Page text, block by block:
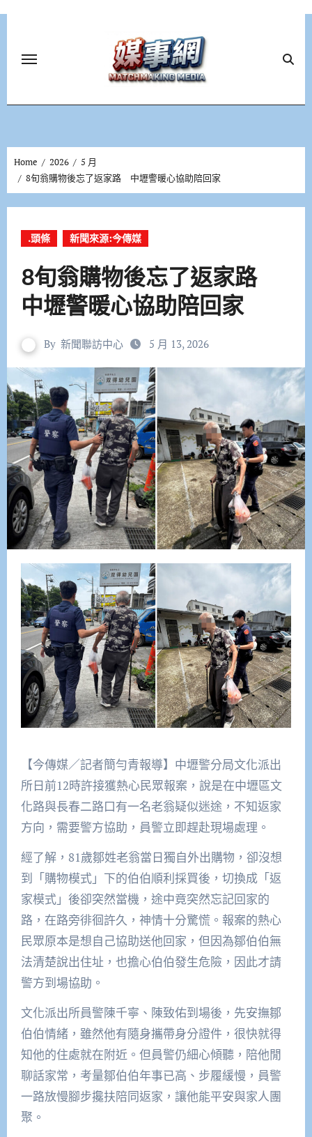
Home 2026
5 月
8旬翁購物後忘了返家路 中壢警暖心協助陪回家
.頭條 新聞來源:今傳媒
8旬翁購物後忘了返家路
中壢警暖心協助陪回家
By 新聞聯訪中心 5 月 13, 2026
【今傳媒／記者簡勻青報導】中壢警分局文化派出
所日前12時許接獲熱心民眾報案，說是在中壢區文
化路與長春二路口有一名老翁疑似迷途，不知返家
方向，需要警方協助，員警立即趕赴現場處理。
經了解，81歲鄒姓老翁當日獨自外出購物，卻沒想
到「購物模式」下的伯伯順利採買後，切換成「返
家模式」後卻突然當機，途中竟突然忘記回家的
路，在路旁徘徊許久，神情十分驚慌。報案的熱心
民眾原本是想自己協助送他回家，但因為鄒伯伯無
法清楚說出住址，也擔心伯伯發生危險，因此才請
警方到場協助。
文化派出所員警陳千寧、陳致佑到場後，先安撫鄒
伯伯情緒，雖然他有隨身攜帶身分證件，很快就得
知他的住處就在附近。但員警仍細心傾聽，陪他閒
聊話家常，考量鄒伯伯年事已高、步履緩慢，員警
一路放慢腳步攙扶陪同返家，讓他能平安與家人團
聚。